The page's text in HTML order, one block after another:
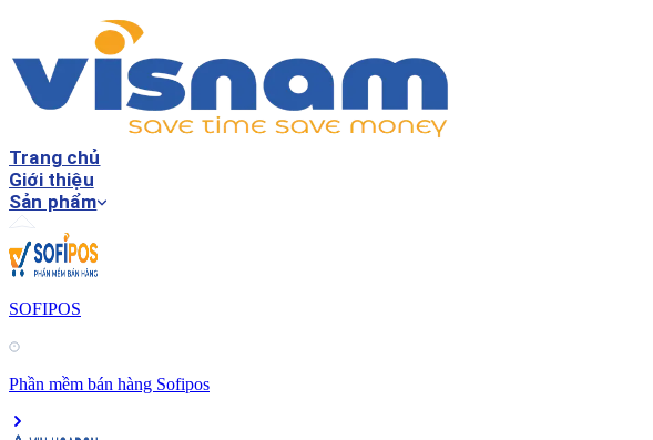
Trang chủ
Giới thiệu
Sản phẩm
SOFIPOS
Phần mềm bán hàng Sofipos